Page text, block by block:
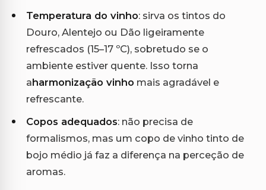
Temperatura do vinho: sirva os tintos do
Douro, Alentejo ou Dão ligeiramente
refrescados (15–17 ºC), sobretudo se o
ambiente estiver quente. Isso torna
aharmonização vinho mais agradável e
refrescante.
Copos adequados: não precisa de
formalismos, mas um copo de vinho tinto de
bojo médio já faz a diferença na perceção de
aromas.